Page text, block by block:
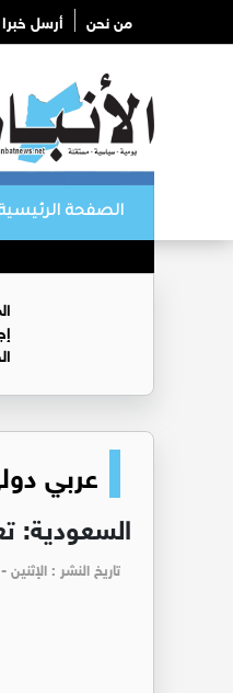
من نحن أرسل خبرا
الصفحة
عربي
السعودية:
تاريخ النشر : الإثنين - pm 01:02 | 2017-11-27